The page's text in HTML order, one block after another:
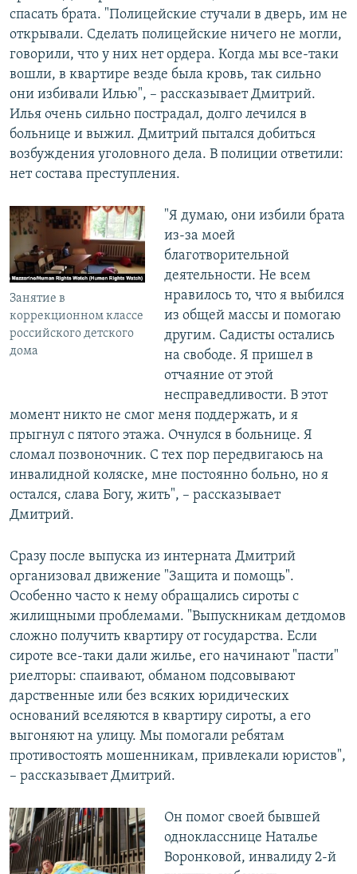
спасать брата. "Полицейские стучали в дверь, им не
открывали. Сделать полицейские ничего не могли,
говорили, что у них нет ордера. Когда мы все-таки
вошли, в квартире везде была кровь, так сильно
они избивали Илью", – рассказывает Дмитрий.
Илья очень сильно пострадал, долго лечился в
больнице и выжил. Дмитрий пытался добиться
возбуждения уголовного дела. В полиции ответили:
нет состава преступления.
Занятие в
коррекционном классе
российского детского
дома
"Я думаю, они избили брата
из-за моей
благотворительной
деятельности. Не всем
нравилось то, что я выбился
из общей массы и помогаю
другим. Садисты остались
на свободе. Я пришел в
отчаяние от этой
несправедливости. В этот
момент никто не смог меня поддержать, и я
прыгнул с пятого этажа. Очнулся в больнице. Я
сломал позвоночник. С тех пор передвигаюсь на
инвалидной коляске, мне постоянно больно, но я
остался, слава Богу, жить", – рассказывает
Дмитрий.
Сразу после выпуска из интерната Дмитрий
организовал движение "Защита и помощь".
Особенно часто к нему обращались сироты с
жилищными проблемами. "Выпускникам детдомов
сложно получить квартиру от государства. Если
сироте все-таки дали жилье, его начинают "пасти"
риелторы: спаивают, обманом подсовывают
дарственные или без всяких юридических
оснований вселяются в квартиру сироты, а его
выгоняют на улицу. Мы помогали ребятам
противостоять мошенникам, привлекали юристов",
– рассказывает Дмитрий.
Он помог своей бывшей
однокласснице Наталье
Воронковой, инвалиду 2-й